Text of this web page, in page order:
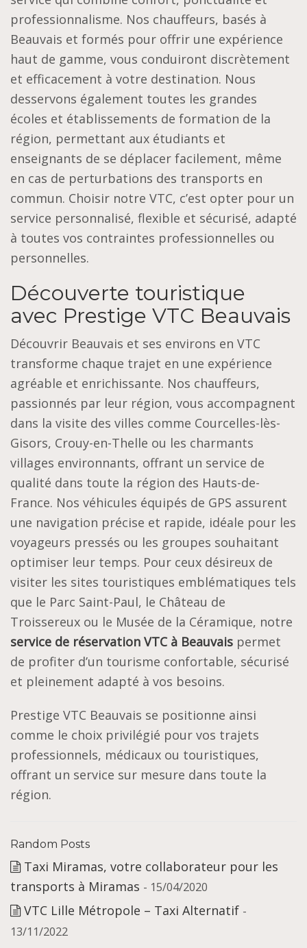
professionnalisme. Nos chauffeurs, basés à
Beauvais et formés pour offrir une expérience
haut de gamme, vous conduiront discrètement
et efficacement à votre destination. Nous
desservons également toutes les grandes
écoles et établissements de formation de la
région, permettant aux étudiants et
enseignants de se déplacer facilement, même
en cas de perturbations des transports en
commun. Choisir notre VTC, c’est opter pour un
service personnalisé, flexible et sécurisé, adapté
à toutes vos contraintes professionnelles ou
personnelles.
Découverte touristique
avec Prestige VTC Beauvais
Découvrir Beauvais et ses environs en VTC
transforme chaque trajet en une expérience
agréable et enrichissante. Nos chauffeurs,
passionnés par leur région, vous accompagnent
dans la visite des villes comme Courcelles-lès-
Gisors, Crouy-en-Thelle ou les charmants
villages environnants, offrant un service de
qualité dans toute la région des Hauts-de-
France. Nos véhicules équipés de GPS assurent
une navigation précise et rapide, idéale pour les
voyageurs pressés ou les groupes souhaitant
optimiser leur temps. Pour ceux désireux de
visiter les sites touristiques emblématiques tels
que le Parc Saint-Paul, le Château de
Troissereux ou le Musée de la Céramique, notre
service de réservation VTC à Beauvais permet
de profiter d’un tourisme confortable, sécurisé
et pleinement adapté à vos besoins.
Prestige VTC Beauvais se positionne ainsi
comme le choix privilégié pour vos trajets
professionnels, médicaux ou touristiques,
offrant un service sur mesure dans toute la
région.
Random Posts
Taxi Miramas, votre collaborateur pour les
transports à Miramas - 15/04/2020
VTC Lille Métropole – Taxi Alternatif -
13/11/2022